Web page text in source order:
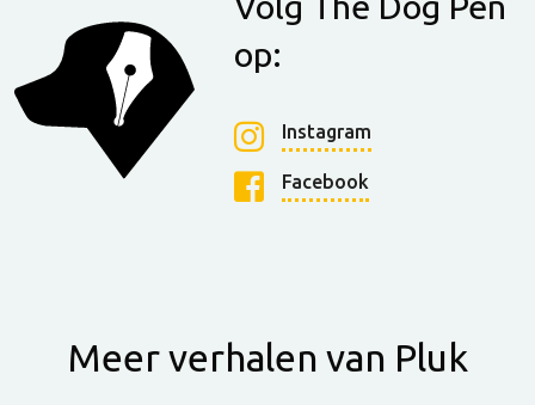
op:
Instagram
Facebook
Meer verhalen van Pluk